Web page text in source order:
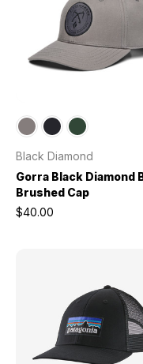
Black Diamond
Gorra Black Diamond
Brushed Cap
$40.00